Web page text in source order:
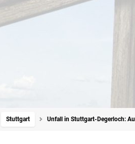
Stuttgart Unfall in Stuttgart-Degerloch: